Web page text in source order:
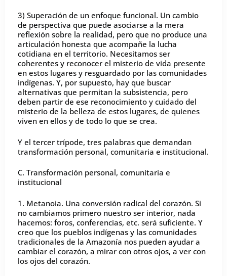
3) Superación de un enfoque funcional. Un cambio
de perspectiva que puede asociarse a la mera
reflexión sobre la realidad, pero que no produce una
articulación honesta que acompañe la lucha
cotidiana en el territorio. Necesitamos ser
coherentes y reconocer el misterio de vida presente
en estos lugares y resguardado por las comunidades
indígenas. Y, por supuesto, hay que buscar
alternativas que permitan la subsistencia, pero
deben partir de ese reconocimiento y cuidado del
misterio de la belleza de estos lugares, de quienes
viven en ellos y de todo lo que se crea.
Y el tercer trípode, tres palabras que demandan
transformación personal, comunitaria e institucional.
C. Transformación personal, comunitaria e
institucional
1. Metanoia. Una conversión radical del corazón. Si
no cambiamos primero nuestro ser interior, nada
hacemos: foros, conferencias, etc. será suficiente. Y
creo que los pueblos indígenas y las comunidades
tradicionales de la Amazonía nos pueden ayudar a
cambiar el corazón, a mirar con otros ojos, a ver con
los ojos del corazón.